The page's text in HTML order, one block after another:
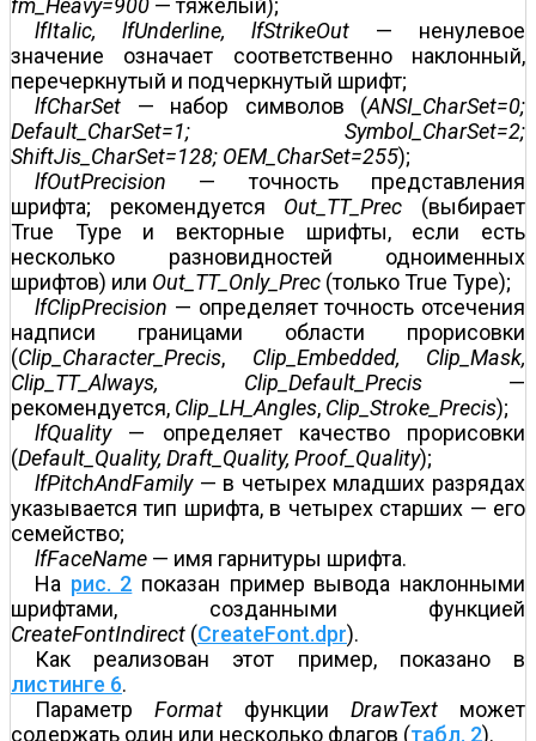
fm_Heavy=900 — тяжелый);
lfItalic, lfUnderline, lfStrikeOut — ненулевое
значение означает соответственно наклонный,
перечеркнутый и подчеркнутый шрифт;
lfCharSet — набор символов (ANSI_CharSet=0;
Default_CharSet=1; Symbol_Char­Set=2;
ShiftJis_CharSet=128; OEM_CharSet=255);
lfOutPrecision — точность представления
шрифта; рекомендуется Out_TT_Prec (выбирает
True Type и векторные шрифты, если есть
несколько разновидностей одноименных
шрифтов) или Out_TT_Only_Prec (только True Type);
lfClipPrecision — определяет точность отсечения
надписи границами области прорисовки
(Clip_Character_Precis, Clip_Embedded, Clip_Mask,
Clip_TT_Always, Clip_Default_Precis —
рекомендуется, Clip_LH_Angles, Clip_Stroke_Precis);
lfQuality— определяет качество прорисовки
(Default_Quality, Draft_Quality, Proof_Quality);
lfPitchAndFamily— в четырех младших разрядах
указывается тип шрифта, в четырех старших — его
семейство;
lfFaceName — имя гарнитуры шрифта.
На рис. 2 показан пример вывода наклонными
шрифтами, созданными функцией
CreateFontIndirect (CreateFont.dpr).
Как реализован этот пример, показано в
листинге 6.
Параметр Format функции DrawText может
содержать один или несколько флагов (табл. 2).